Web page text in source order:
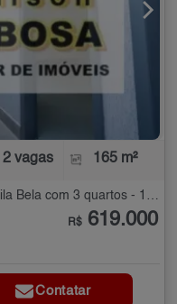
2 vagas 165 m²
R$ 619.000
Contatar